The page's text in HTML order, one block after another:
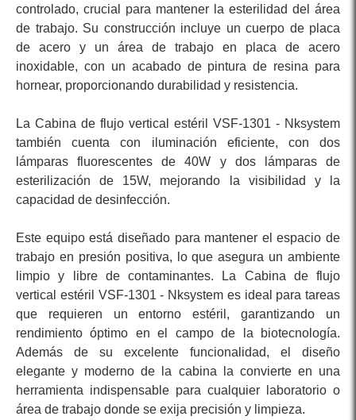
controlado, crucial para mantener la esterilidad del área
de trabajo. Su construcción incluye un cuerpo de placa
de acero y un área de trabajo en placa de acero
inoxidable, con un acabado de pintura de resina para
hornear, proporcionando durabilidad y resistencia.
La Cabina de flujo vertical estéril VSF-1301 - Nksystem
también cuenta con iluminación eficiente, con dos
lámparas fluorescentes de 40W y dos lámparas de
esterilización de 15W, mejorando la visibilidad y la
capacidad de desinfección.
Este equipo está diseñado para mantener el espacio de
trabajo en presión positiva, lo que asegura un ambiente
limpio y libre de contaminantes. La Cabina de flujo
vertical estéril VSF-1301 - Nksystem es ideal para tareas
que requieren un entorno estéril, garantizando un
rendimiento óptimo en el campo de la biotecnología.
Además de su excelente funcionalidad, el diseño
elegante y moderno de la cabina la convierte en una
herramienta indispensable para cualquier laboratorio o
área de trabajo donde se exija precisión y limpieza.